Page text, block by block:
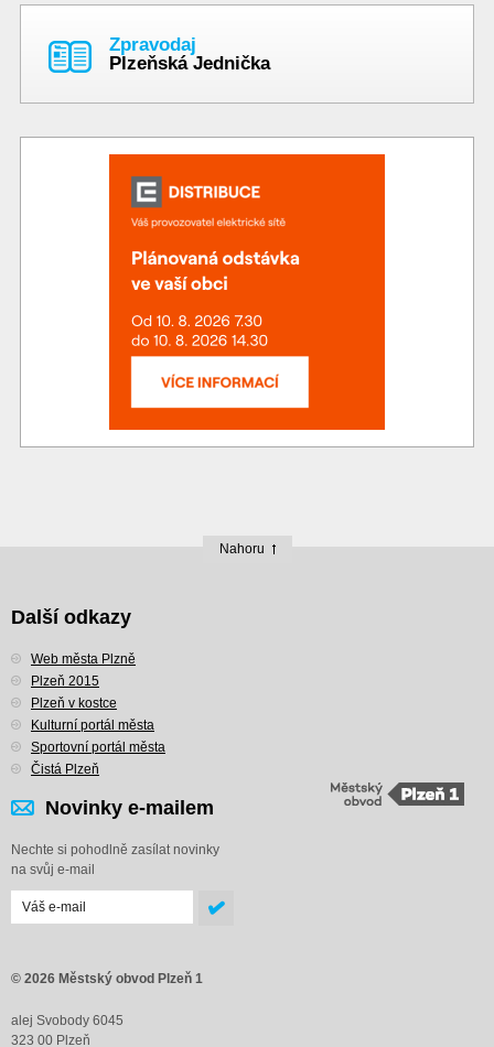
Zpravodaj
Plzeňská Jednička
Nahoru
Další odkazy
Web města Plzně
Plzeň 2015
Plzeň v kostce
Kulturní portál města
Sportovní portál města
Čistá Plzeň
Novinky e-mailem
Nechte si pohodlně zasílat novinky
na svůj e-mail
© 2026 Městský obvod Plzeň 1
alej Svobody 6045
323 00 Plzeň